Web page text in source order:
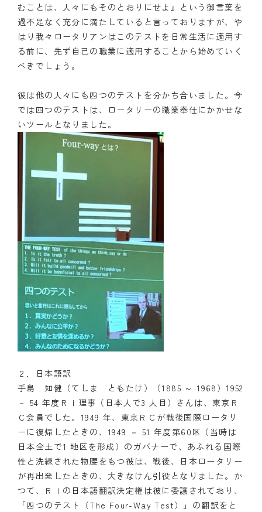
むことは、人々にもそのとおりにせよ』という御言葉を
過不足なく充分に満たしていると言っておりますが、や
はり我々ロータリアンはこのテストを日常生活に適用す
る前に、先ず自己の職業に適用することから始めていく
べきでしょう。
彼は他の人々にも四つのテストを分かち合いました。今
では四つのテストは、ロータリーの職業奉仕にかかせな
いツールとなりました。
２．日本語訳
手島 知健（てしま ともたけ）（1885 ～ 1968）1952
－ 54 年度ＲＩ理事（日本人で3 人目）さんは、東京Ｒ
Ｃ会員でした。1949 年、東京ＲＣが戦後国際ロータリ
ーに復帰したときの、1949 － 51 年度第60区（当時は
日本全土で1 地区を形成）のガバナーで、あふれる国際
性と洗練された物腰をもつ彼は、戦後、日本ロータリー
が再出発したときの、大きなけん引役となりました。か
つて、ＲＩの日本語翻訳決定権は彼に委譲されており、
「四つのテスト（The Four-Way Test）」の翻訳をと